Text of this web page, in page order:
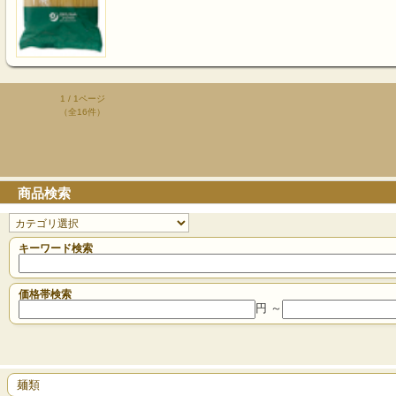
1 / 1ページ
（全16件）
商品検索
キーワード検索
価格帯検索
円 ～
麺類